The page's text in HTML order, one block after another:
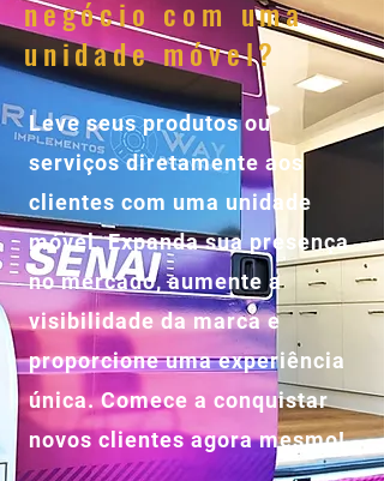
negócio com uma
unidade móvel?
Leve seus produtos ou
serviços diretamente aos
clientes com uma unidade
móvel. Expanda sua presença
no mercado, aumente a
visibilidade da marca e
proporcione uma experiência
única. Comece a conquistar
novos clientes agora mesmo!